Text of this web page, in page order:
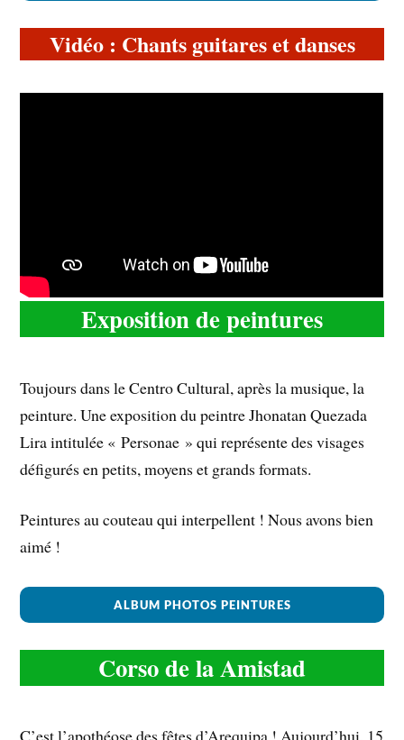
Vidéo : Chants guitares et danses
Exposition de peintures
Toujours dans le Centro Cultural, après la musique, la
peinture. Une exposition du peintre Jhonatan Quezada
Lira intitulée « Personae » qui représente des visages
défigurés en petits, moyens et grands formats.
Peintures au couteau qui interpellent ! Nous avons bien
aimé !
ALBUM PHOTOS PEINTURES
Corso de la Amistad